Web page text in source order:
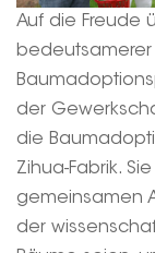
Auf die Freude
bedeutsamerer
der
die
Zihua-Fabrik.
gemeinsamen
der